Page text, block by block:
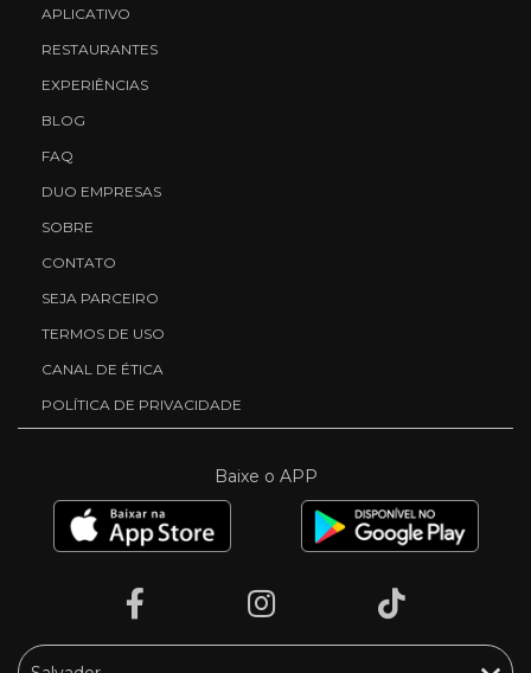
APLICATIVO
RESTAURANTES
EXPERIÊNCIAS
BLOG
FAQ
DUO EMPRESAS
SOBRE
CONTATO
SEJA PARCEIRO
TERMOS DE USO
CANAL DE ÉTICA
POLÍTICA DE PRIVACIDADE
Baixe o APP